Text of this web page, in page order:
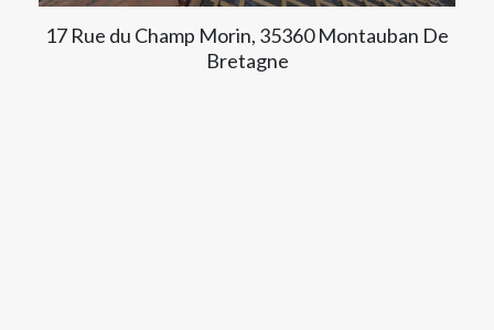
17 Rue du Champ Morin, 35360 Montauban De
Bretagne